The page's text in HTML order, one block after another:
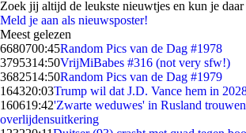
Zoek jij altijd de leukste nieuwtjes en kun je
Meld je aan als nieuwsposter!
Meest gelezen
6680700:45Random Pics van de Dag #1978
3795314:50VrijMiBabes #316 (not very sfw!)
3682514:50Random Pics van de Dag #1979
164320:03Trump wil dat J.D. Vance hem in
160619:42'Zwarte weduwes' in Rusland
overlijdensuitkering